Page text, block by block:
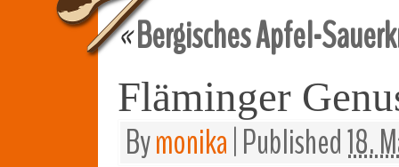
«Bergisches Apfel-
Fläminger
Bymonika|Published18.